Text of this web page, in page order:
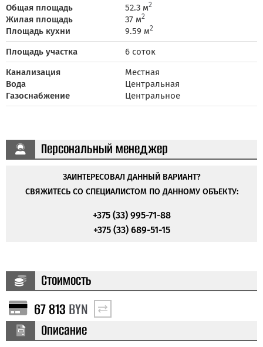
Общая площадь
52.3 м2
Жилая площадь 37 м2
Площадь кухни 9.59 м2
Площадь участка
6 соток
Канализация
Местная
Вода
Центральная
Газоснабжение
Центральное
Персональный менеджер
ЗАИНТЕРЕСОВАЛ ДАННЫЙ ВАРИАНТ?
СВЯЖИТЕСЬ СО СПЕЦИАЛИСТОМ ПО ДАННОМУ ОБЪЕКТУ:
+375 (33) 995-71-88
+375 (33) 689-51-15
Стоимость
67 813 BYN
Описание